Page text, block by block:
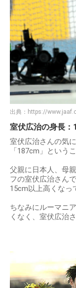
室伏広治の身長：
室伏広治さんの気
「187cm」という